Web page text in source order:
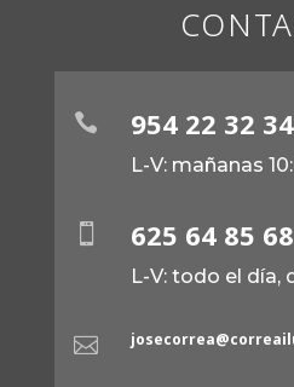
 954 22 32 34
L-V: mañanas
 625 64 85 68
L-V: todo el día,
